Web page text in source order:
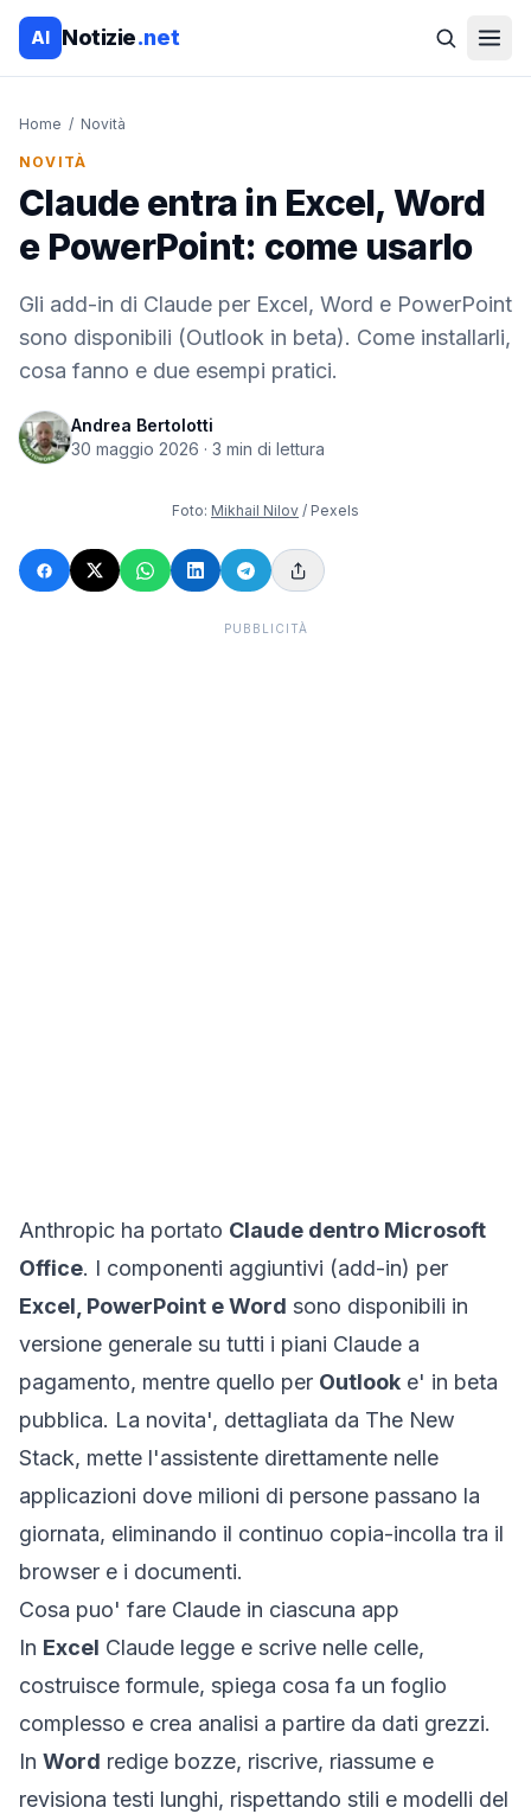
AI Notizie.net
Home / Novità
NOVITÀ
Claude entra in Excel, Word
e PowerPoint: come usarlo
Gli add-in di Claude per Excel, Word e PowerPoint
sono disponibili (Outlook in beta). Come installarli,
cosa fanno e due esempi pratici.
Andrea Bertolotti
30 maggio 2026 · 3 min di lettura
Foto: Mikhail Nilov / Pexels
PUBBLICITÀ
Anthropic ha portato Claude dentro Microsoft
Office. I componenti aggiuntivi (add-in) per
Excel, PowerPoint e Word sono disponibili in
versione generale su tutti i piani Claude a
pagamento, mentre quello per Outlook e' in beta
pubblica. La novita', dettagliata da The New
Stack, mette l'assistente direttamente nelle
applicazioni dove milioni di persone passano la
giornata, eliminando il continuo copia-incolla tra il
browser e i documenti.
Cosa puo' fare Claude in ciascuna app
In Excel Claude legge e scrive nelle celle,
costruisce formule, spiega cosa fa un foglio
complesso e crea analisi a partire da dati grezzi.
In Word redige bozze, riscrive, riassume e
revisiona testi lunghi, rispettando stili e modelli del